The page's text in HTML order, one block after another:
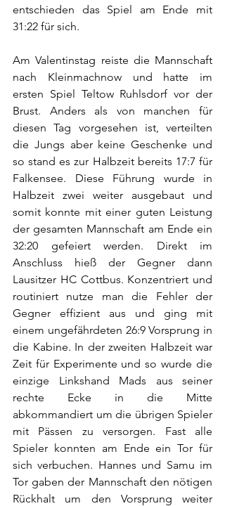
entschieden das Spiel am Ende mit
31:22 für sich.
Am Valentinstag reiste die Mannschaft
nach Kleinmachnow und hatte im
ersten Spiel Teltow Ruhlsdorf vor der
Brust. Anders als von manchen für
diesen Tag vorgesehen ist, verteilten
die Jungs aber keine Geschenke und
so stand es zur Halbzeit bereits 17:7 für
Falkensee. Diese Führung wurde in
Halbzeit zwei weiter ausgebaut und
somit konnte mit einer guten Leistung
der gesamten Mannschaft am Ende ein
32:20 gefeiert werden. Direkt im
Anschluss hieß der Gegner dann
Lausitzer HC Cottbus. Konzentriert und
routiniert nutze man die Fehler der
Gegner effizient aus und ging mit
einem ungefährdeten 26:9 Vorsprung in
die Kabine. In der zweiten Halbzeit war
Zeit für Experimente und so wurde die
einzige Linkshand Mads aus seiner
rechte Ecke in die Mitte
abkommandiert um die übrigen Spieler
mit Pässen zu versorgen. Fast alle
Spieler konnten am Ende ein Tor für
sich verbuchen. Hannes und Samu im
Tor gaben der Mannschaft den nötigen
Rückhalt um den Vorsprung weiter